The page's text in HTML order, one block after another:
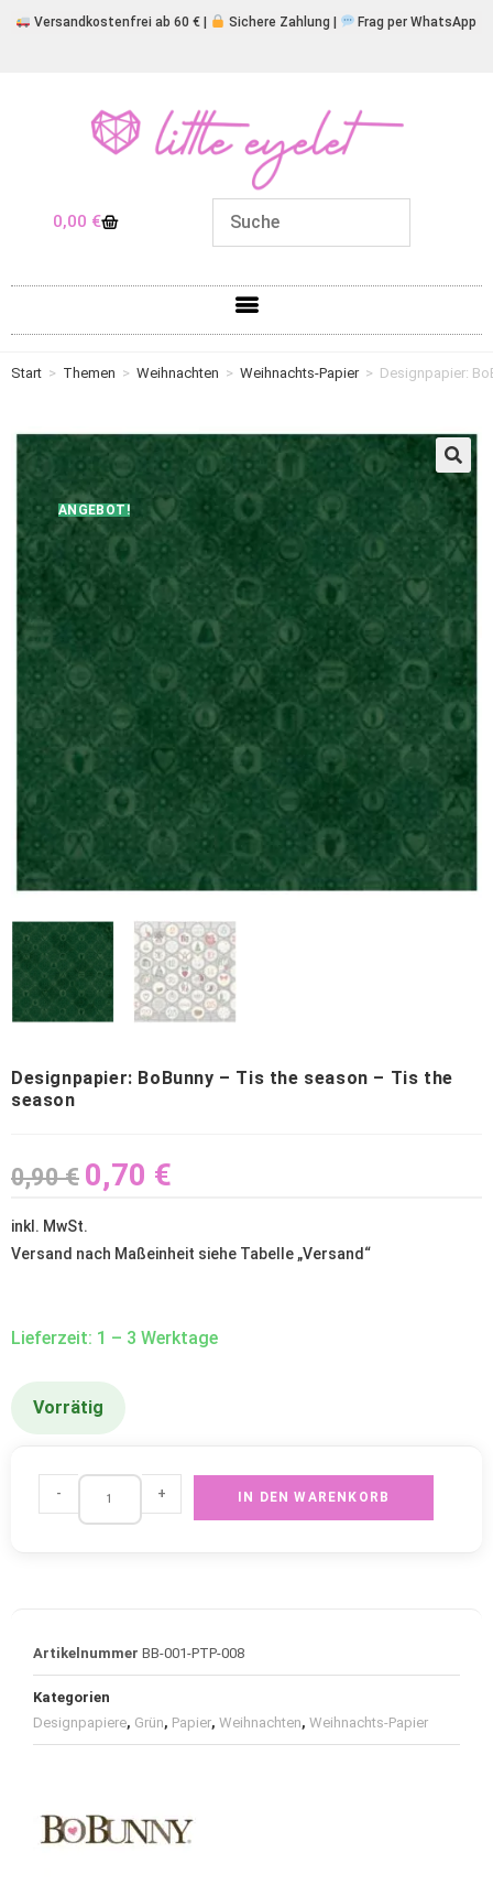
Versandkostenfrei ab 60 € | Sichere Zahlung | Frag per WhatsApp
0,00 €
Start > Themen > Weihnachten > Weihnachts-Papier > Designpapier:
ANGEBOT!
Designpapier: BoBunny – Tis the season – Tis the
season
0,90€ 0,70 €
inkl. MwSt.
Versand nach Maßeinheit siehe Tabelle „Versand “
Lieferzeit: 1 – 3 Werktage
Vorrätig
- + IN DEN WARENKORB
Artikelnummer BB-001-PTP-008
Kategorien
Designpapiere, Grün, Papier, Weihnachten, Weihnachts-Papier